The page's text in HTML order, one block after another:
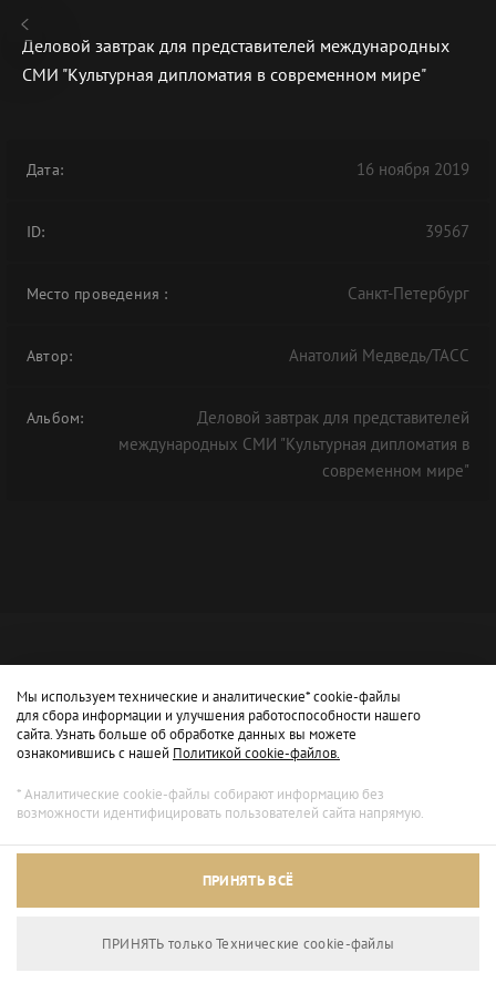
В АРХИВЕ
Архивный режим
Деловой завтрак для представителей международных
СМИ "Культурная дипломатия в современном мире"
Дата: 16 ноября 2019
ID: 39567
Место проведения : Санкт-Петербург
Автор: Анатолий Медведь/ТАСС
Альбом:
Деловой завтрак для представителей
международных СМИ "Культурная дипломатия в
современном мире"
Мы используем технические и аналитические* cookie-файлы
для сбора информации и улучшения работоспособности нашего
сайта. Узнать больше об обработке данных вы можете
ознакомившись с нашей Политикой cookie-файлов.
* Аналитические cookie-файлы собирают информацию без
возможности идентифицировать пользователей сайта напрямую.
ПРИНЯТЬ ВСЁ
ПРИНЯТЬ только Технические сookie-файлы